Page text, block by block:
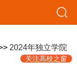
2024年独立学院
关注高校之窗